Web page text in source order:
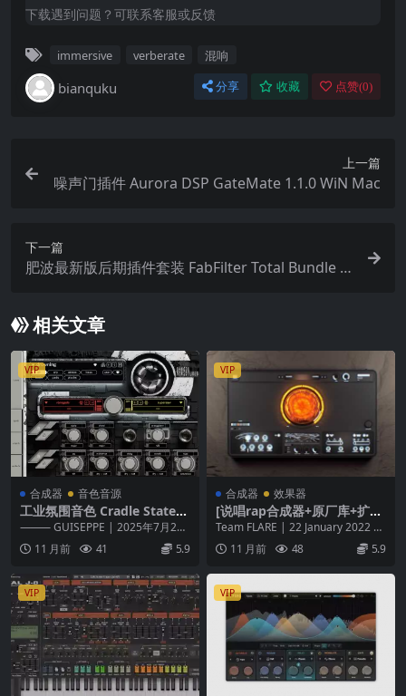
下载遇到问题？可联系客服或反馈
immersive verberate 混响
bianquku 分享 收藏 点赞(0)
上一篇
噪声门插件 Aurora DSP GateMate 1.1.0 WiN Mac
下一篇
肥波最新版后期插件套装 FabFilter Total Bundle v
相关文章
VIP
合成器 音色音源
工业氛围音色 Cradle State
Machine Shadow Structure
s v1.0.0 READ NFO U2B ma
cOS-GUISEPPE
⸻ GUISEPPE | 2025年7月23
日 | 1.89 GB Shadow...
11 月前 41 5.9
VIP
合成器 效果器
[说唱rap合成器+原厂库+扩
展]Sauceware Audio Scorch
v1.0.0 Regged+Factory Libr
ary+Expansion [WiN, MacO
Team FLARE | 22 January 2022 |
WiN: 119 ...
11 月前 48 5.9
VIP VIP